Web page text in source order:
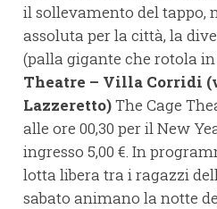
il sollevamento del tappo,
assoluta per la città, la
(palla gigante che rotola in
Theatre – Villa Corridi
Lazzeretto)The Cage
alle ore 00,30 per il New
ingresso 5,00 €. In
lotta libera tra i ragazzi
sabato animano la notte